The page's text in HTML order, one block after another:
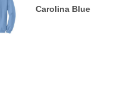
Carolina Blue